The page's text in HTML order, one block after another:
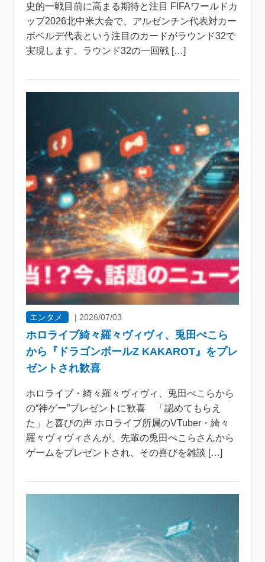
史的一戦目前に高まる期待と注目 FIFAワールドカ
ップ2026北中米大会で、アルゼンチン代表対カー
ボベルデ代表という注目のカードがラウンド32で
実現します。ラウンド32の一回戦 […]
エンタメ | 2026/07/03
ホロライブ綺々羅々ヴィヴィ、兎田ぺこら
から『ドラゴンボールZ KAKAROT』をプレ
ゼントされ歓喜
ホロライブ・綺々羅々ヴィヴィ、兎田ぺこらから
の“神ゲー”プレゼントに歓喜 「認めてもらえ
た」と喜びの声 ホロライブ所属のVTuber・綺々
羅々ヴィヴィさんが、先輩の兎田ぺこらさんから
ゲームをプレゼントされ、その喜びを雑談 […]